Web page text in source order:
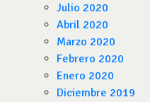
Julio 2020
Abril 2020
Marzo 2020
Febrero 2020
Enero 2020
Diciembre 2019